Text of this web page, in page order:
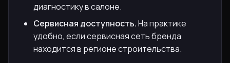
диагностику в салоне.
Сервисная доступность.На практике
удобно, если сервисная сеть бренда
находится в регионе строительства.